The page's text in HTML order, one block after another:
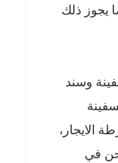
يجوز ذلك
وسند
الايجار،
في